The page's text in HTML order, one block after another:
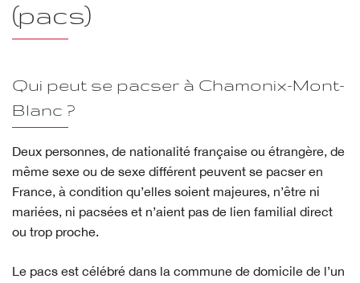
(pacs)
Qui peut se pacser à Chamonix-Mont-
Blanc ?
Deux personnes, de nationalité française ou étrangère, de
même sexe ou de sexe différent peuvent se pacser en
France, à condition qu’elles soient majeures, n’être ni
mariées, ni pacsées et n’aient pas de lien familial direct
ou trop proche.
Le pacs est célébré dans la commune de domicile de l’un